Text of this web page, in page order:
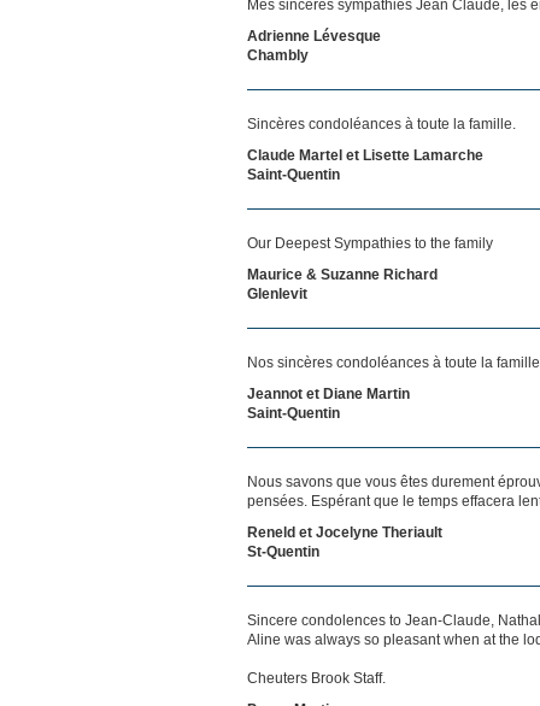
Mes sincères sympathies Jean Claude, les
Adrienne Lévesque
Chambly
Sincères condoléances à toute la famille.
Claude Martel et Lisette Lamarche
Saint-Quentin
Our Deepest Sympathies to the family
Maurice & Suzanne Richard
Glenlevit
Nos sincères condoléances à toute la
Jeannot et Diane Martin
Saint-Quentin
Nous savons que vous êtes durement
pensées. Espérant que le temps effacera
Reneld et Jocelyne Theriault
St-Quentin
Sincere condolences to Jean-Claude,
Aline was always so pleasant when at the
Cheuters Brook Staff.